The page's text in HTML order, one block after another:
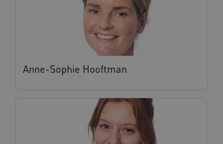
Anne-Sophie Hooftman